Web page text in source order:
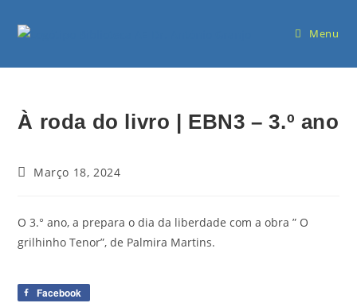
Menu
À roda do livro | EBN3 – 3.º ano
Março 18, 2024
O 3.° ano, a prepara o dia da liberdade com a obra ” O
grilhinho Tenor”, de Palmira Martins.
Facebook